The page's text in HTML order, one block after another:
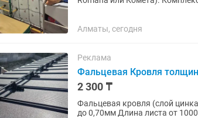
Алматы, сегодня
Реклама
Фальцевая Кровля
2 300 ₸
Фальцевая кровля (слой
до 0,70мм Длина листа от